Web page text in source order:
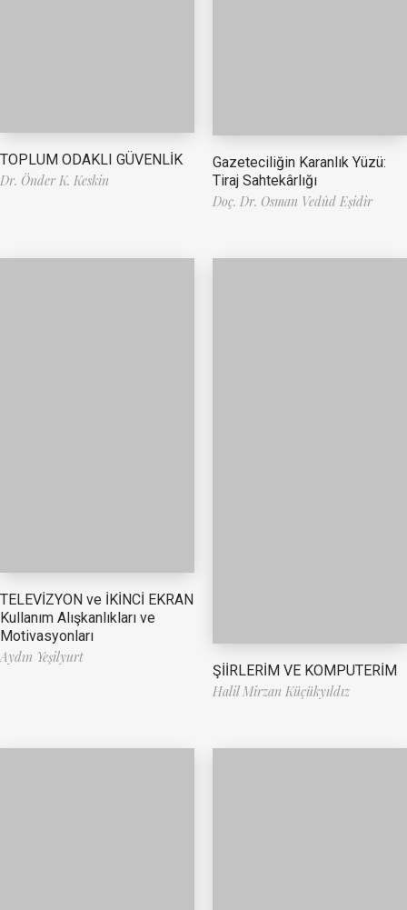
TOPLUM ODAKLI GÜVENLİK
Dr. Önder K. Keskin
Gazeteciliğin Karanlık Yüzü:
Tiraj Sahtekârlığı
Doç. Dr. Osman Vedûd Eşidir
TELEVİZYON ve İKİNCİ EKRAN
Kullanım Alışkanlıkları ve
Motivasyonları
Aydın Yeşilyurt
ŞİİRLERİM VE KOMPUTERİM
Halil Mirzan Küçükyıldız